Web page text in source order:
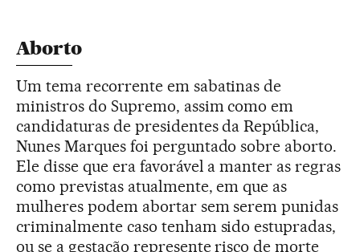
Aborto
Um tema recorrente em sabatinas de
ministros do Supremo, assim como em
candidaturas de presidentes da República,
Nunes Marques foi perguntado sobre aborto.
Ele disse que era favorável a manter as regras
como previstas atualmente, em que as
mulheres podem abortar sem serem punidas
criminalmente caso tenham sido estupradas,
ou se a gestação represente risco de morte